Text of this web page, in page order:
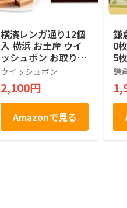
横濱レンガ通り12個
入 横浜 お土産 ウイ
ッシュボン お取り寄
せ ギフト 贈答用 お
菓子 焼菓子 お年賀
お中元 お歳暮 帰省
土産 プレゼント お
祝い
ウイッシュボン
2,100円
Amazonで見る
鎌
0
5
鎌